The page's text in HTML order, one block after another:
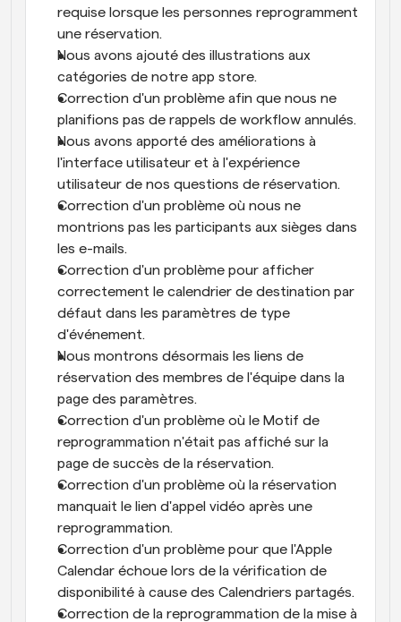
requise lorsque les personnes reprogramment
une réservation.
Nous avons ajouté des illustrations aux
catégories de notre app store.
Correction d'un problème afin que nous ne
planifions pas de rappels de workflow annulés.
Nous avons apporté des améliorations à
l'interface utilisateur et à l'expérience
utilisateur de nos questions de réservation.
Correction d'un problème où nous ne
montrions pas les participants aux sièges dans
les e-mails.
Correction d'un problème pour afficher
correctement le calendrier de destination par
défaut dans les paramètres de type
d'événement.
Nous montrons désormais les liens de
réservation des membres de l'équipe dans la
page des paramètres.
Correction d'un problème où le Motif de
reprogrammation n'était pas affiché sur la
page de succès de la réservation.
Correction d'un problème où la réservation
manquait le lien d'appel vidéo après une
reprogrammation.
Correction d'un problème pour que l'Apple
Calendar échoue lors de la vérification de
disponibilité à cause des Calendriers partagés.
Correction de la reprogrammation de la mise à